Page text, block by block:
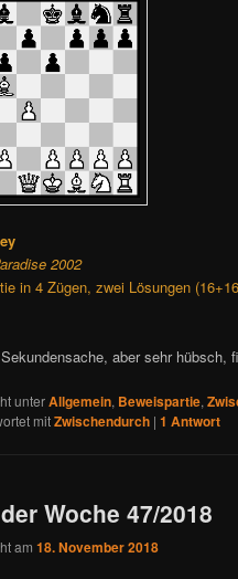
2002
in 4 Zügen, zwei Lösungen
aber sehr hübsch,
unterAllgemein, Beweispartie,
mitZwischendurch |1 Antwort
Woche 47/2018
am18. November 2018